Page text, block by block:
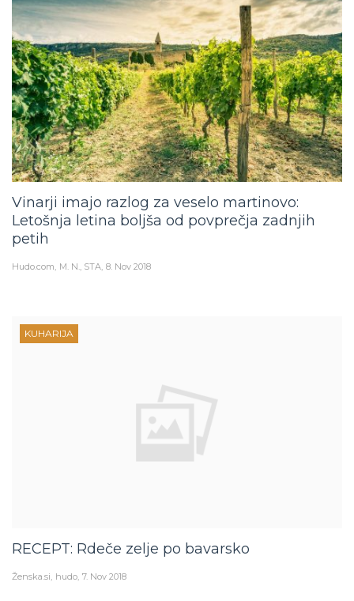
Vinarji imajo razlog za veselo martinovo:
Letošnja letina boljša od povprečja zadnjih
petih
Hudo.com M. N., STA 8. Nov 2018
KUHARIJA
RECEPT: Rdeče zelje po bavarsko
Ženska.si hudo 7. Nov 2018